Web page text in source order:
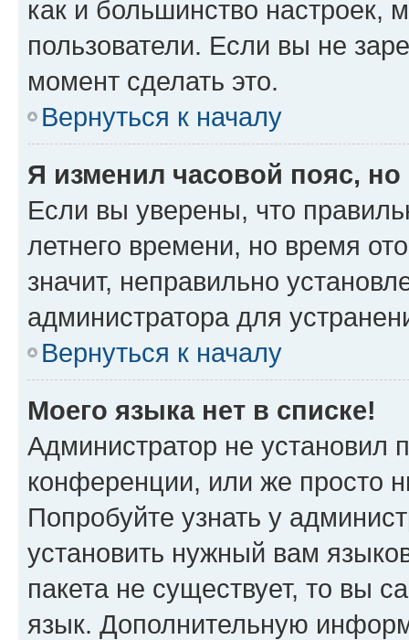
как и большинство настроек,
пользователи. Если вы не
момент сделать это.
Вернуться к началу
Я изменил часовой пояс,
Если вы уверены, что
летнего времени, но время
значит, неправильно
администратора для
Вернуться к началу
Моего языка нет в списке!
Администратор не установил
конференции, или же просто
Попробуйте узнать у
установить нужный вам
пакета не существует, то вы
язык. Дополнительную